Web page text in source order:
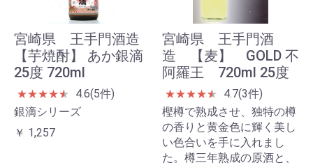
宮崎県 王手門酒造
【芋焼酎】 あか銀滴
25度 720ml
★★★★★
★
4.6(5件)
銀滴シリーズ
￥ 1,257
宮崎県 王手門酒
造 【麦】 GOLD 不
阿羅王 720ml 25度
★★★★★
★
4.7(3件)
樫樽で熟成させ、独特の樽
の香りと黄金色に輝く美し
い色合いを手に入れまし
た。樽三年熟成の原酒と、